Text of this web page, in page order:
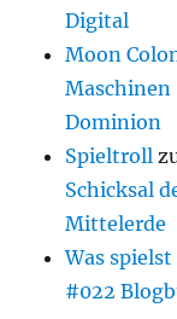
Digital
Moon
Dominion
Spieltroll
Schicksal
Mittelerde
Was
#022